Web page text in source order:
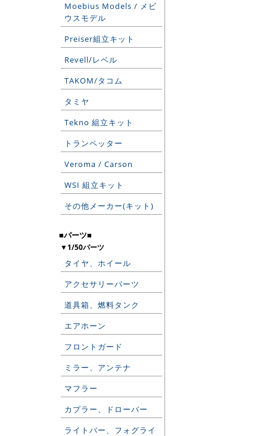
Moebius Models / メビ
ウスモデル
Preiser組立キット
Revell/レベル
TAKOM/タコム
タミヤ
Tekno 組立キット
トランペッター
Veroma / Carson
WSI 組立キット
その他メーカー(キット)
■パーツ■
▼1/50パーツ
タイヤ、ホイール
アクセサリーパーツ
道具箱、燃料タンク
エアホーン
フロントガード
ミラー、アンテナ
マフラー
カプラー、ドローバー
ライトバー、フォグライ